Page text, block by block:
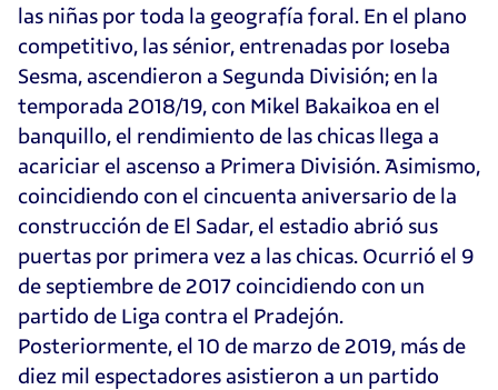
las niñas por toda la geografía foral. En el plano
competitivo, las sénior, entrenadas por Ioseba
Sesma, ascendieron a Segunda División; en la
temporada 2018/19, con Mikel Bakaikoa en el
banquillo, el rendimiento de las chicas llega a
acariciar el ascenso a Primera División. Asimismo,
coincidiendo con el cincuenta aniversario de la
construcción de El Sadar, el estadio abrió sus
puertas por primera vez a las chicas. Ocurrió el 9
de septiembre de 2017 coincidiendo con un
partido de Liga contra el Pradejón.
Posteriormente, el 10 de marzo de 2019, más de
diez mil espectadores asistieron a un partido